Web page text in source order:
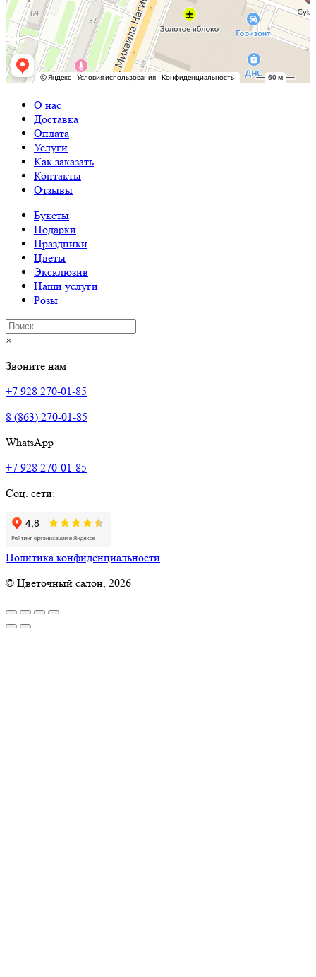
О нас
Доставка
Оплата
Услуги
Как заказать
Контакты
Отзывы
Букеты
Подарки
Праздники
Цветы
Эксклюзив
Наши услуги
Розы
×
Звоните нам
+7 928 270-01-85
8 (863) 270-01-85
WhatsApp
+7 928 270-01-85
Соц. сети:
Политика конфиденциальности
© Цветочный салон, 2026